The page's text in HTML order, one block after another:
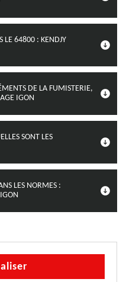
LE 64800 : KENDJY
DE LA FUMISTERIE,
IGON
SONT LES
LES NORMES :